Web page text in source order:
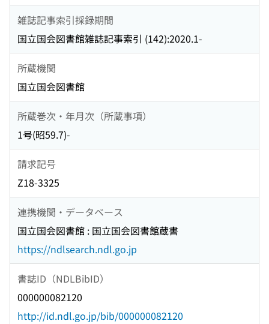
雑誌記事索引採録期間
国立国会図書館雑誌記事索引 (142):2020.1-
所蔵機関
国立国会図書館
所蔵巻次・年月次（所蔵事項）
1号(昭59.7)-
請求記号
Z18-3325
連携機関・データベース
国立国会図書館 : 国立国会図書館蔵書
https://ndlsearch.ndl.go.jp
書誌ID（NDLBibID）
000000082120
http://id.ndl.go.jp/bib/000000082120